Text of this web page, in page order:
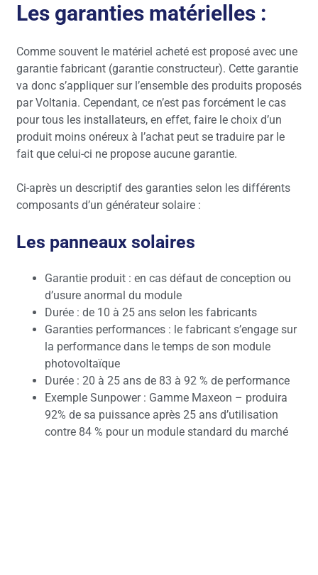
Les garanties matérielles :
Comme souvent le matériel acheté est proposé avec une
garantie fabricant (garantie constructeur). Cette garantie
va donc s’appliquer sur l’ensemble des produits proposés
par Voltania. Cependant, ce n’est pas forcément le cas
pour tous les installateurs, en effet, faire le choix d’un
produit moins onéreux à l’achat peut se traduire par le
fait que celui-ci ne propose aucune garantie.
Ci-après un descriptif des garanties selon les différents
composants d’un générateur solaire :
Les panneaux solaires
Garantie produit : en cas défaut de conception ou
d’usure anormal du module
Durée : de 10 à 25 ans selon les fabricants
Garanties performances : le fabricant s’engage sur
la performance dans le temps de son module
photovoltaïque
Durée : 20 à 25 ans de 83 à 92 % de performance
Exemple Sunpower : Gamme Maxeon – produira
92% de sa puissance après 25 ans d’utilisation
contre 84 % pour un module standard du marché